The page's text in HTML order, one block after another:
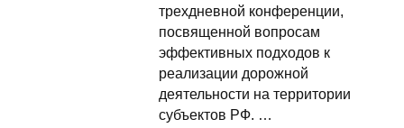
трехдневной конференции,
посвященной вопросам
эффективных подходов к
реализации дорожной
деятельности на территории
субъектов РФ. …